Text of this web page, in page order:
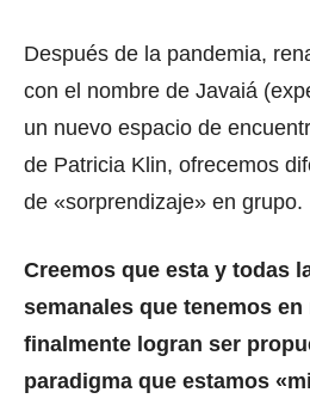
Después de la pandemia,
con el nombre de Javaiá
un nuevo espacio de
de Patricia Klin, ofrecemos
de «sorprendizaje» en grupo.
Creemos que esta y todas
semanales que tenemos
finalmente logran ser
paradigma que estamos